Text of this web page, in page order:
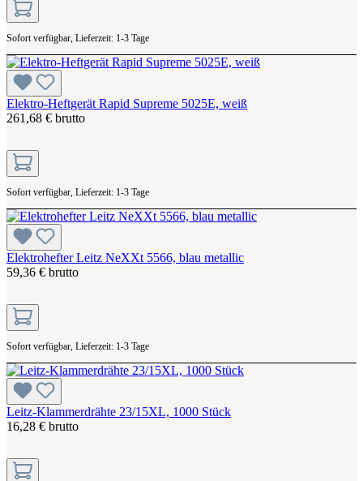
Sofort verfügbar, Lieferzeit: 1-3 Tage
Elektro-Heftgerät Rapid Supreme 5025E, weiß
261,68 € brutto
Sofort verfügbar, Lieferzeit: 1-3 Tage
Elektrohefter Leitz NeXXt 5566, blau metallic
59,36 € brutto
Sofort verfügbar, Lieferzeit: 1-3 Tage
Leitz-Klammerdrähte 23/15XL, 1000 Stück
16,28 € brutto